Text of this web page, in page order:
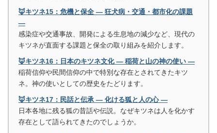
🦊キツネ15：危機と保全 ― 狂犬病・交通・都市化の課題
―
感染症や交通事故、開発による生息地の減少など、現代の
キツネが直面する課題と保全の取り組みを紹介します。
🦊キツネ16：日本のキツネ文化 ― 稲荷と山の神の使い ―
稲荷信仰や民間信仰の中で特別な存在とされてきたキツ
ネ。神の使いとしての歴史をたどります。
🦊キツネ17：民話と伝承 ― 化ける狐と人の心 ―
日本各地に残る狐の昔話や伝説。なぜキツネは人を化かす
存在として語られてきたのでしょうか。